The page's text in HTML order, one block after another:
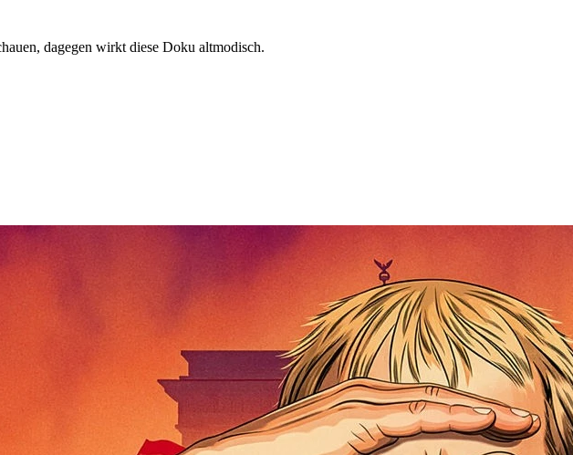
dagegen wirkt diese Doku altmodisch.